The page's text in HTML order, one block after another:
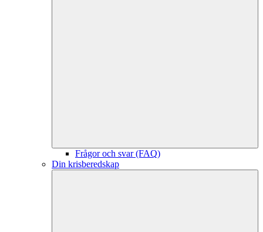
Frågor och svar (FAQ)
Din krisberedskap